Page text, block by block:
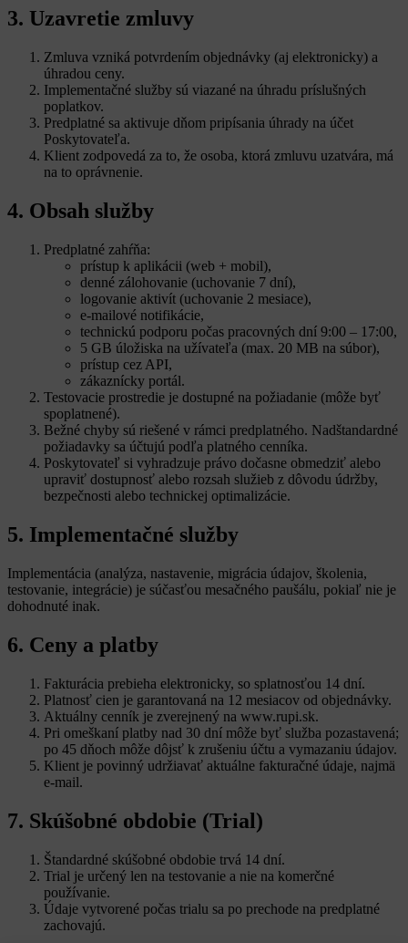
3. Uzavretie zmluvy
Zmluva vzniká potvrdením objednávky (aj elektronicky) a
úhradou ceny.
Implementačné služby sú viazané na úhradu príslušných
poplatkov.
Predplatné sa aktivuje dňom pripísania úhrady na účet
Poskytovateľa.
Klient zodpovedá za to, že osoba, ktorá zmluvu uzatvára, má
na to oprávnenie.
4. Obsah služby
Predplatné zahŕňa:
prístup k aplikácii (web + mobil),
denné zálohovanie (uchovanie 7 dní),
logovanie aktivít (uchovanie 2 mesiace),
e-mailové notifikácie,
technickú podporu počas pracovných dní 9:00 – 17:00,
5 GB úložiska na užívateľa (max. 20 MB na súbor),
prístup cez API,
zákaznícky portál.
Testovacie prostredie je dostupné na požiadanie (môže byť
spoplatnené).
Bežné chyby sú riešené v rámci predplatného. Nadštandardné
požiadavky sa účtujú podľa platného cenníka.
Poskytovateľ si vyhradzuje právo dočasne obmedziť alebo
upraviť dostupnosť alebo rozsah služieb z dôvodu údržby,
bezpečnosti alebo technickej optimalizácie.
5. Implementačné služby
Implementácia (analýza, nastavenie, migrácia údajov, školenia,
testovanie, integrácie) je súčasťou mesačného paušálu, pokiaľ nie je
dohodnuté inak.
6. Ceny a platby
Fakturácia prebieha elektronicky, so splatnosťou 14 dní.
Platnosť cien je garantovaná na 12 mesiacov od objednávky.
Aktuálny cenník je zverejnený na www.rupi.sk.
Pri omeškaní platby nad 30 dní môže byť služba pozastavená;
po 45 dňoch môže dôjsť k zrušeniu účtu a vymazaniu údajov.
Klient je povinný udržiavať aktuálne fakturačné údaje, najmä
e-mail.
7. Skúšobné obdobie (Trial)
Štandardné skúšobné obdobie trvá 14 dní.
Trial je určený len na testovanie a nie na komerčné
používanie.
Údaje vytvorené počas trialu sa po prechode na predplatné
zachovajú.